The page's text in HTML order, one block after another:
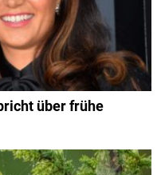
über frühe